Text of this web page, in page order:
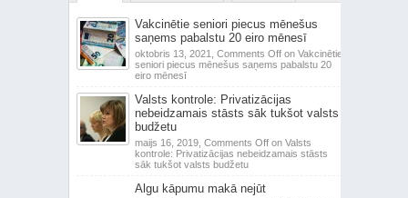
Vakcinētie seniori piecus mēnešus
saņems pabalstu 20 eiro mēnesī
oktobris 13, 2021, Comments Offon Vakcinētie
seniori piecus mēnešus saņems pabalstu 20
eiro mēnesī
Valsts kontrole: Privatizācijas
nebeidzamais stāsts sāk tukšot valsts
budžetu
maijs 16, 2019, Comments Offon Valsts
kontrole: Privatizācijas nebeidzamais stāsts
sāk tukšot valsts budžetu
Algu kāpumu makā nejūt